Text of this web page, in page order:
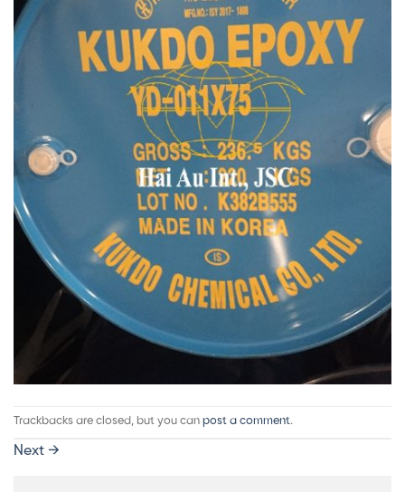
Trackbacks are closed, but you can post a comment.
Next →